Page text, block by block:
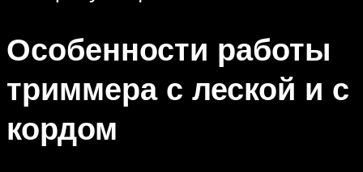
Особенности работы
триммера с леской и с
кордом